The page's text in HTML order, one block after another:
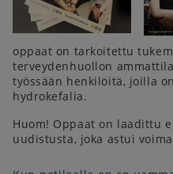
oppaat on tarkoitettu
terveydenhuollon
työssään henkilöitä, joilla
hydrokefalia.
Huom! Oppaat on laadittu
uudistusta, joka astui